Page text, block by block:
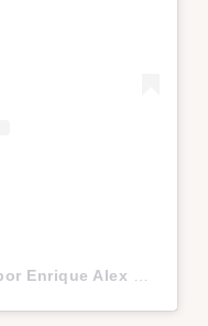
Una publicación compartida por Enrique Alex